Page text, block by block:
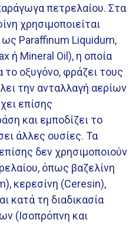
πετρελαίου. Στα
χρησιμοποιείται
Paraffinum Liquidum,
ή Mineral Oil), η οποία
το οξυγόνο, φράζει τους
την ανταλλαγή αερίων
επίσης
και εμποδίζει το
άλλες ουσίες. Τα
δεν χρησιμοποιούν
όπως βαζελίνη
κερεσίνη (Ceresin),
κατά τη διαδικασία
(Ισοπρόπνη και